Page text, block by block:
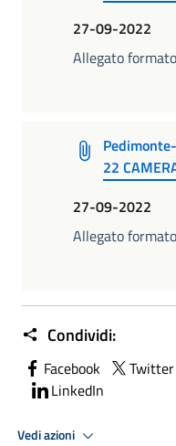
27-09-2022
Allegato
22
27-09-2022
Allegato
Condividi:
Facebook Twitter
LinkedIn
Vedi azioni